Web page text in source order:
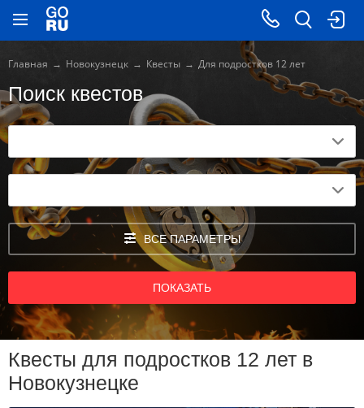
Главная Новокузнецк Квесты Для подростков 12 лет
Поиск квестов
ВСЕ ПАРАМЕТРЫ
ПОКАЗАТЬ
Квесты для подростков 12 лет в
Новокузнецке